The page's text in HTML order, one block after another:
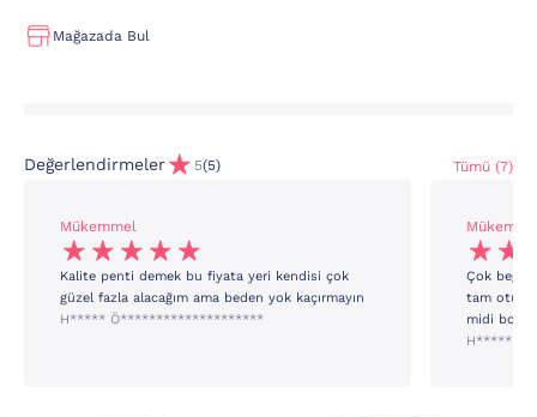
Mağazada Bul
Değerlendirmeler 5(5) Tümü (7)
Mükemmel
Kalite penti demek bu fiyata yeri kendisi çok
güzel fazla alacağım ama beden yok kaçırmayın
H***** Ö********************
Çok
tam
midi boy
H******